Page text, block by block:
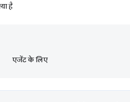
है
एजेंट के लिए